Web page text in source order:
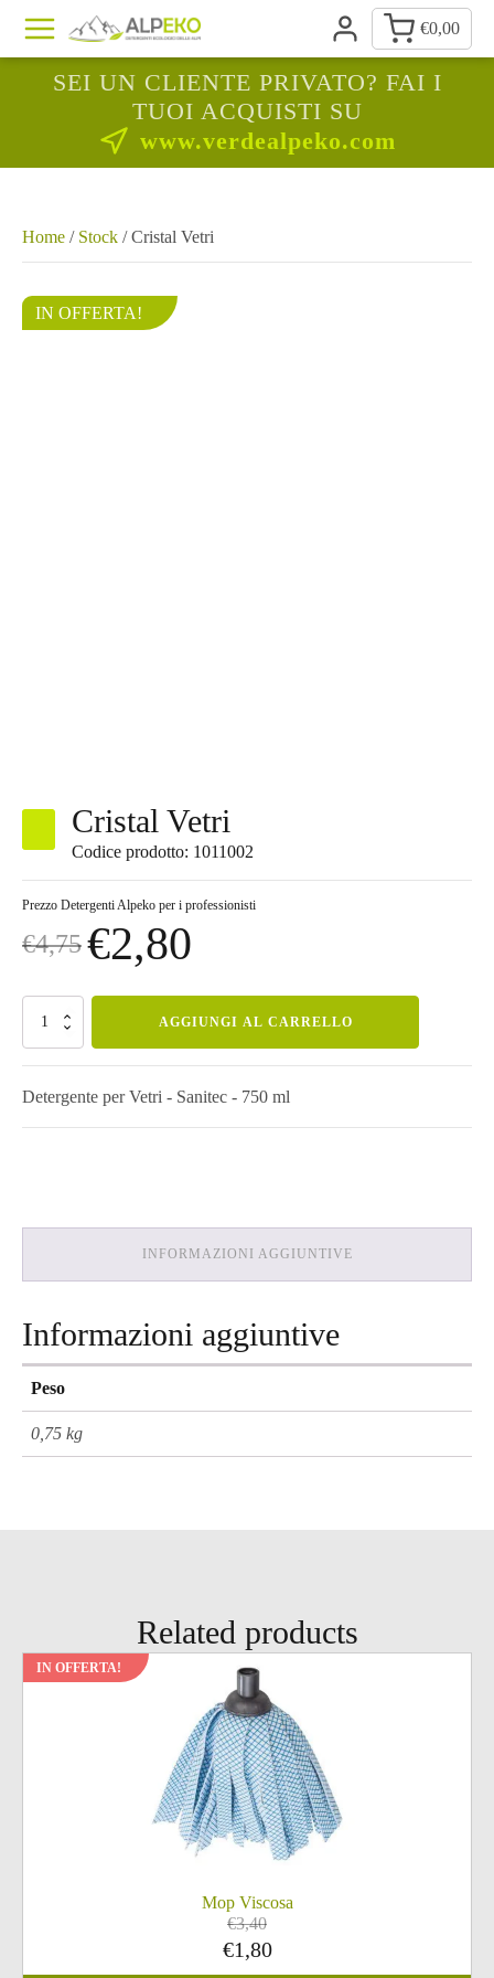
€0,00
SEI UN CLIENTE PRIVATO? FAI I
TUOI ACQUISTI SU
www.verdealpeko.com
Home / Stock / Cristal Vetri
IN OFFERTA!
Cristal Vetri
Codice prodotto: 1011002
Prezzo Detergenti Alpeko per i professionisti
€4,75
prezzo
originale
€2,80
prezzo
attuale
Cristal
Vetri
quantità
AGGIUNGI AL CARRELLO
Detergente per Vetri - Sanitec - 750 ml
INFORMAZIONI AGGIUNTIVE
Informazioni aggiuntive
Peso
0,75 kg
Related products
IN OFFERTA!
Mop Viscosa
€3,40
Il
€1,80Il